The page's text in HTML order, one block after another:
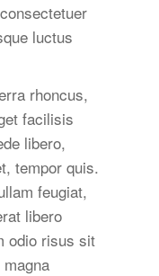
luctus
rhoncus,
facilisis
libero,
tempor quis.
feugiat,
libero
odio risus sit